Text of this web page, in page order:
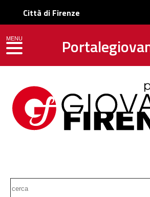
Città di Firenze
MENU
toggle navigation